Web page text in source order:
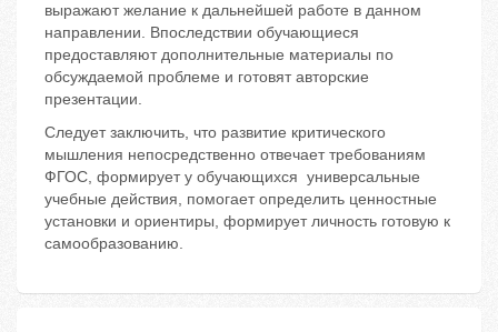
выражают желание к дальнейшей работе в данном
направлении. Впоследствии обучающиеся
предоставляют дополнительные материалы по
обсуждаемой проблеме и готовят авторские
презентации.
Следует заключить, что развитие критического
мышления непосредственно отвечает требованиям
ФГОС, формирует у обучающихся универсальные
учебные действия, помогает определить ценностные
установки и ориентиры, формирует личность готовую к
самообразованию.